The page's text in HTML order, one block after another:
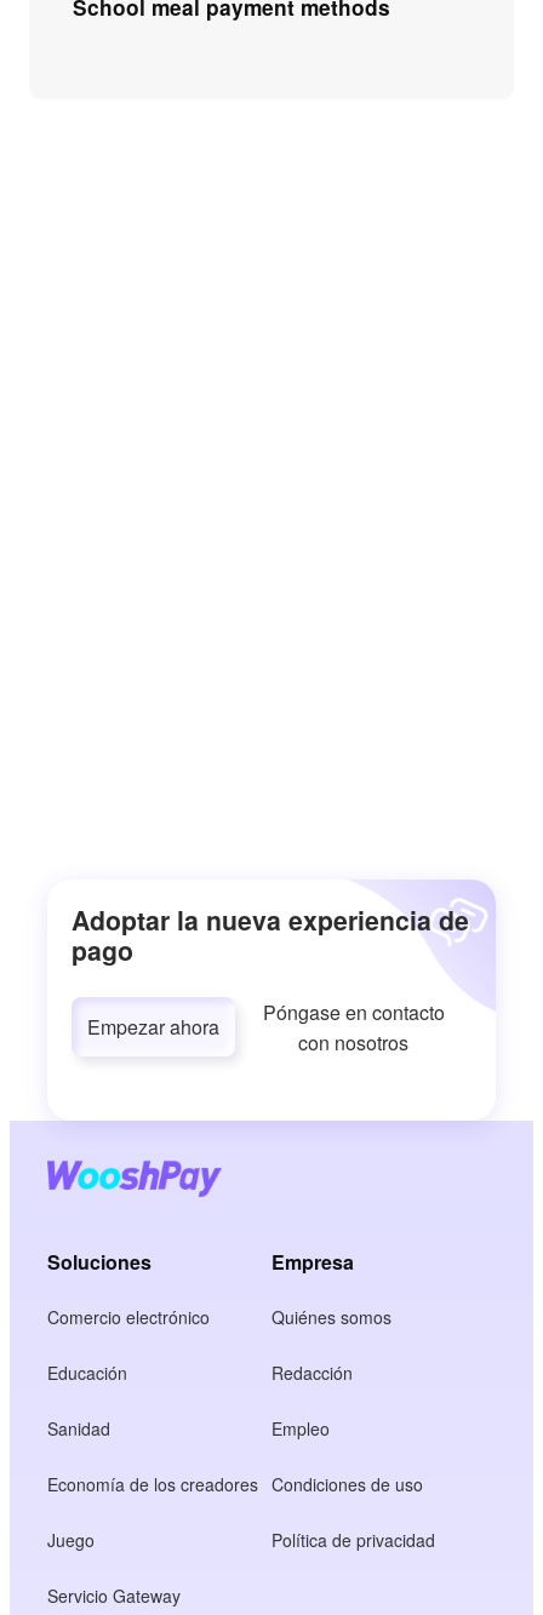
School meal payment methods
Adoptar la nueva experiencia de
pago
Empezar ahora
Póngase en contacto
con nosotros
Soluciones
Comercio electrónico
Educación
Sanidad
Economía de los creadores
Juego
Servicio Gateway
Empresa
Quiénes somos
Redacción
Empleo
Condiciones de uso
Política de privacidad